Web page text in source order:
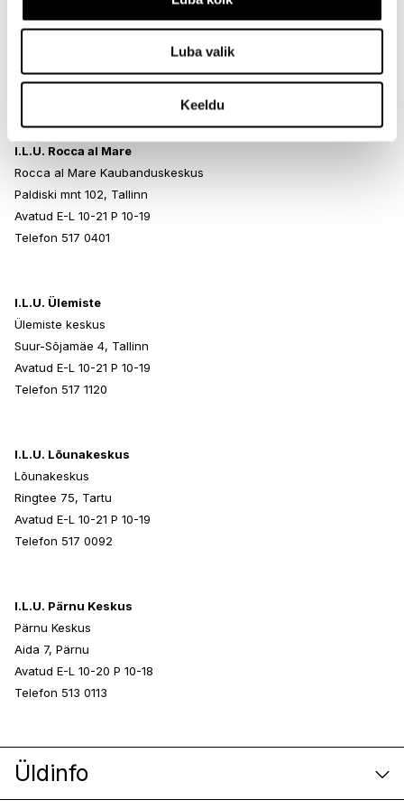
Luba valik
Keeldu
Kristiine Kaubanduskeskus
Telefon 517 1040
I.L.U. Rocca al Mare
Rocca al Mare Kaubanduskeskus
Paldiski mnt 102, Tallinn
Avatud E-L 10-21 P 10-19
Telefon 517 0401
I.L.U. Ülemiste
Ülemiste keskus
Suur-Sõjamäe 4, Tallinn
Avatud E-L 10-21 P 10-19
Telefon 517 1120
I.L.U. Lõunakeskus
Lõunakeskus
Ringtee 75, Tartu
Avatud E-L 10-21 P 10-19
Telefon 517 0092
I.L.U. Pärnu Keskus
Pärnu Keskus
Aida 7, Pärnu
Avatud E-L 10-20 P 10-18
Telefon 513 0113
Üldinfo